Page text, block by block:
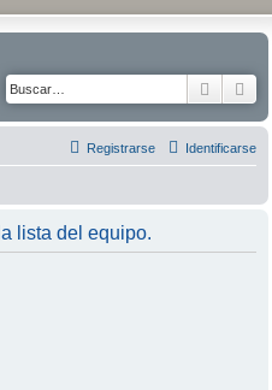
Buscar
Identificarse
Registrarse
lista del equipo.